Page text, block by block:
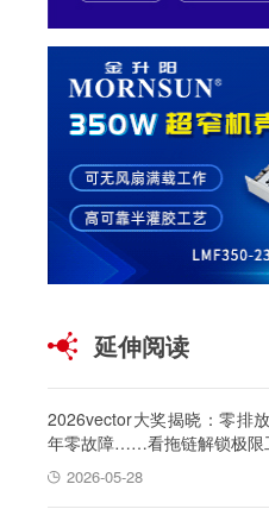
延伸阅读
2026vector大奖揭晓：零排
年零故障……看拖链解锁极限
2026-05-28